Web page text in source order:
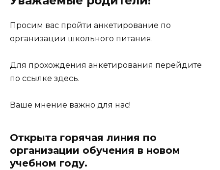
Просим вас пройти анкетирование по
организации школьного питания.
Для прохождения анкетирования перейдите
по ссылке здесь.
Ваше мнение важно для нас!
Открыта горячая линия по
организации обучения в новом
учебном году.